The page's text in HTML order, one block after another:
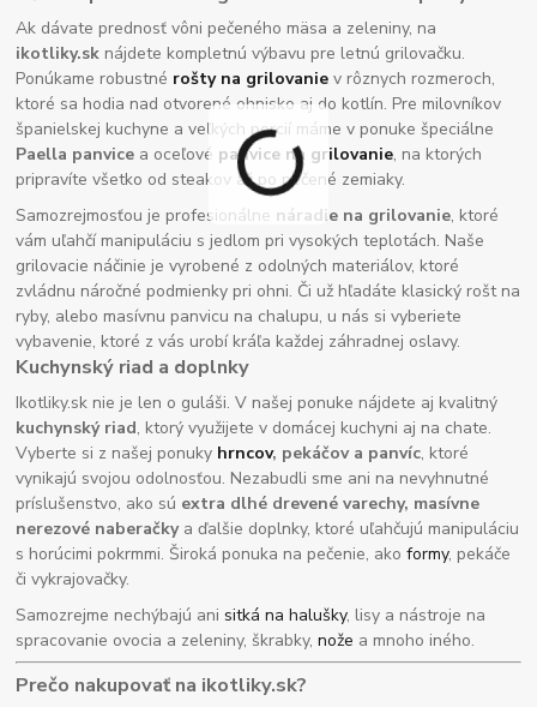
Ak dávate prednosť vôni pečeného mäsa a zeleniny, na
ikotliky.sk nájdete kompletnú výbavu pre letnú grilovačku.
Ponúkame robustné rošty na grilovanie v rôznych rozmeroch,
ktoré sa hodia nad otvorené ohnisko aj do kotlín. Pre milovníkov
španielskej kuchyne a veľkých porcií máme v ponuke špeciálne
Paella panvice a oceľové panvice na grilovanie, na ktorých
pripravíte všetko od steakov až po pečené zemiaky.
Samozrejmosťou je profesionálne náradie na grilovanie, ktoré
vám uľahčí manipuláciu s jedlom pri vysokých teplotách. Naše
grilovacie náčinie je vyrobené z odolných materiálov, ktoré
zvládnu náročné podmienky pri ohni. Či už hľadáte klasický rošt na
ryby, alebo masívnu panvicu na chalupu, u nás si vyberiete
vybavenie, ktoré z vás urobí kráľa každej záhradnej oslavy.
Kuchynský riad a doplnky
Ikotliky.sk nie je len o guláši. V našej ponuke nájdete aj kvalitný
kuchynský riad, ktorý využijete v domácej kuchyni aj na chate.
Vyberte si z našej ponuky hrncov, pekáčov a panvíc, ktoré
vynikajú svojou odolnosťou. Nezabudli sme ani na nevyhnutné
príslušenstvo, ako sú extra dlhé drevené varechy, masívne
nerezové naberačkya ďalšie doplnky, ktoré uľahčujú manipuláciu
s horúcimi pokrmmi. Široká ponuka na pečenie, akoformy, pekáče
či vykrajovačky.
Samozrejme nechýbajú anisitká na halušky, lisy a nástroje na
spracovanie ovocia a zeleniny, škrabky,nože a mnoho iného.
Prečo nakupovať na ikotliky.sk?